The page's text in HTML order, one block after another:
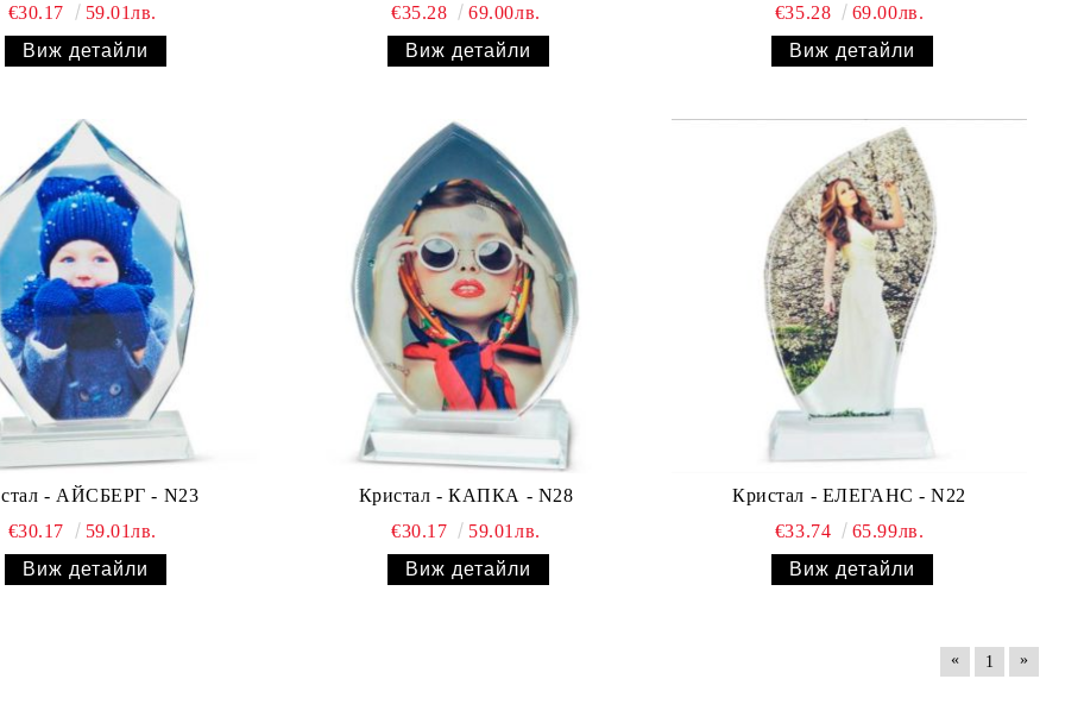
€30.17
59.01лв.
Виж детайли
€35.28
69.00лв.
Виж детайли
€35.28
69.00лв.
Виж детайли
- АЙСБЕРГ - N23
€30.17
59.01лв.
Виж детайли
Кристал - КАПКА - N28
€30.17
59.01лв.
Виж детайли
Кристал - ЕЛЕГАНС - N22
€33.74
65.99лв.
Виж детайли
« 1 »